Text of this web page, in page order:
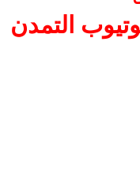
التمدن